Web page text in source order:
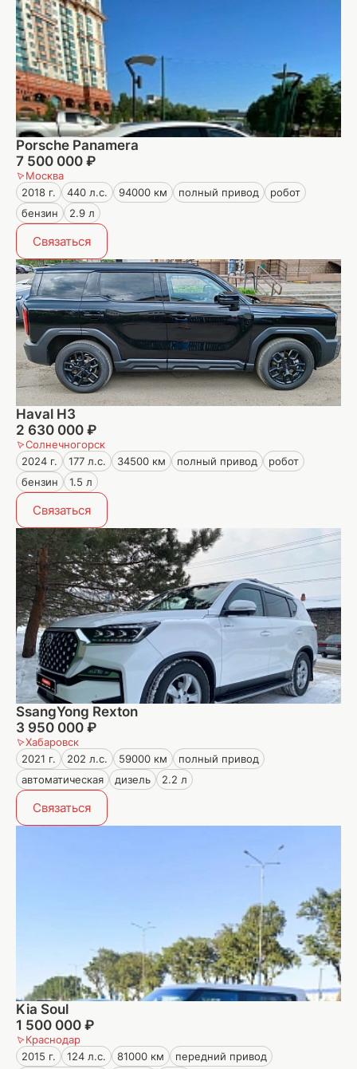
Porsche Panamera
7 500 000 ₽
Москва
2018 г.
440 л.с. 94000 км полный привод
робот
бензин
2.9 л
Связаться
Haval H3
2 630 000 ₽
Солнечногорск
2024 г.
177 л.с. 34500 км полный привод
робот
бензин
1.5 л
Связаться
SsangYong Rexton
3 950 000 ₽
Хабаровск
2021 г.
202 л.с. 59000 км
полный привод
автоматическая
дизель 2.2 л
Связаться
Kia Soul
1 500 000 ₽
Краснодар
2015 г.
124 л.с. 81000 км
передний привод